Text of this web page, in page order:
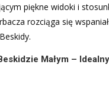
piękne widoki i
rozciąga się
Małym –